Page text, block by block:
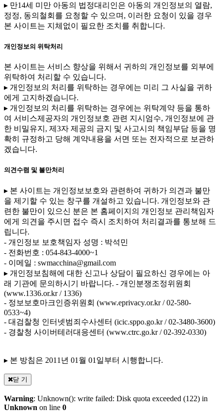
▸ 만14세 미만 아동의 법정대리인은 아동의 개인정보의 열람,
정정, 동의철회를 요청할 수 있으며, 이러한 요청이 있을 경우
본 사이트는 지체없이 필요한 조치를 취합니다.
개인정보의 위탁처리
본 사이트는 서비스 향상을 위해서 귀하의 개인정보를 외부에
위탁하여 처리할 수 있습니다.
▸ 개인정보의 처리를 위탁하는 경우에는 미리 그 사실을 귀하
에게 고지하겠습니다.
▸ 개인정보의 처리를 위탁하는 경우에는 위탁계약 등을 통하
여 서비스제공자의 개인정보호 관련 지시엄수, 개인정보에 관
한 비밀유지, 제3자 제공의 금지 및 사고시의 책임부담 등을 명
확히 규정하고 당해 계약내용을 서면 또는 전자적으로 보관하
겠습니다.
의견수렴 및 불만처리
▸ 본 사이트는 개인정보보호와 관련하여 귀하가 의견과 불만
을 제기할 수 있는 창구를 개설하고 있습니다. 개인정보와 관
련한 불만이 있으신 분은 본 홈페이지의 개인정보 관리책임자
에게 의견을 주시면 접수 즉시 조치하여 처리결과를 통보해 드
립니다.
- 개인정보 보호책임자 성명 : 박석민
- 전화번호 : 054-843-4000~1
- 이메일 : swmacchina@gmail.com
▸ 개인정보침해에 대한 신고나 상담이 필요하신 경우에는 아
래 기관에 문의하시기 바랍니다. - 개인분쟁조정위원회
(www.1336.or.kr / 1336)
- 정보보호마크인증위원회 (www.eprivacy.or.kr / 02-580-
0533~4)
- 대검찰청 인터넷범죄수사센터 (icic.sppo.go.kr / 02-3480-3600)
- 경찰청 사이버테러대응센터 (www.ctrc.go.kr / 02-392-0330)
▸ 본 방침은 2011년 01월 01일부터 시행합니다.
닫 기
Warning: Unknown(): write failed: Disk quota exceeded (122) in
Unknown on line 0